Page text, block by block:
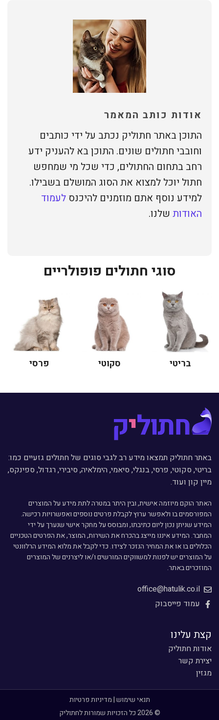
אודות כותב המאמר
התוכן באתר חתוליק נכתב על ידי כותבים
וחובבי חתולים שונים. התוכן בא להעניק ידע
רחב בתחום החתולים, כדי שכל מי שמחפש
חתול יוכל למצוא את הסוג המושלם בשבילו.
למידע נוסף אתם מוזמנים להיכנס לעמוד
האודות שלנו.
סוגי חתולים פופולריים
בריטי סקוטי פרסי
באתר חתוליק תמצאו מידע רב לגבי סוגים של חתולים גזעיים כמו:
בריטי, סקוטי, פרסי, בנגלי, סיאמי, הימלאיה, סיבירי, רגדול, ספינקס,
מיין קון ועוד.
האתר הוקם מיוזמה אישית, ובין היתר במטרה לתת מידע על המוצרים
המפורסמים בו ולאפשר ערוץ לקבלת פרטים נוספים ואפשרויות רכישה.
המידע שניתן נכון ליום כתיבתו, ומבוסס על מחקר אישי שנערך על ידי
המחבר. המידע איננו מייצג בהכרח את השירות, המוצר, את הפרטים הטכניים
הכלולים בו או את המחיר הנזכר לצידו. כדי לקבל את מלוא המידע הרלוונטי
על המוצרים יש לפנות למשווקים המורשים ו/או ליצרנים של המוצרים
המוזכרים באתר.
office@hatulik.co.il
עמוד פייסבוק
קצת עלינו
אודות חתוליק
יצירת קשר
מגזין
תנאי שימוש|מדיניות פרטיות
© 2026 כל הזכויות שמורות לחתוליק